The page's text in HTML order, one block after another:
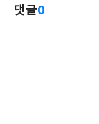
댓글0